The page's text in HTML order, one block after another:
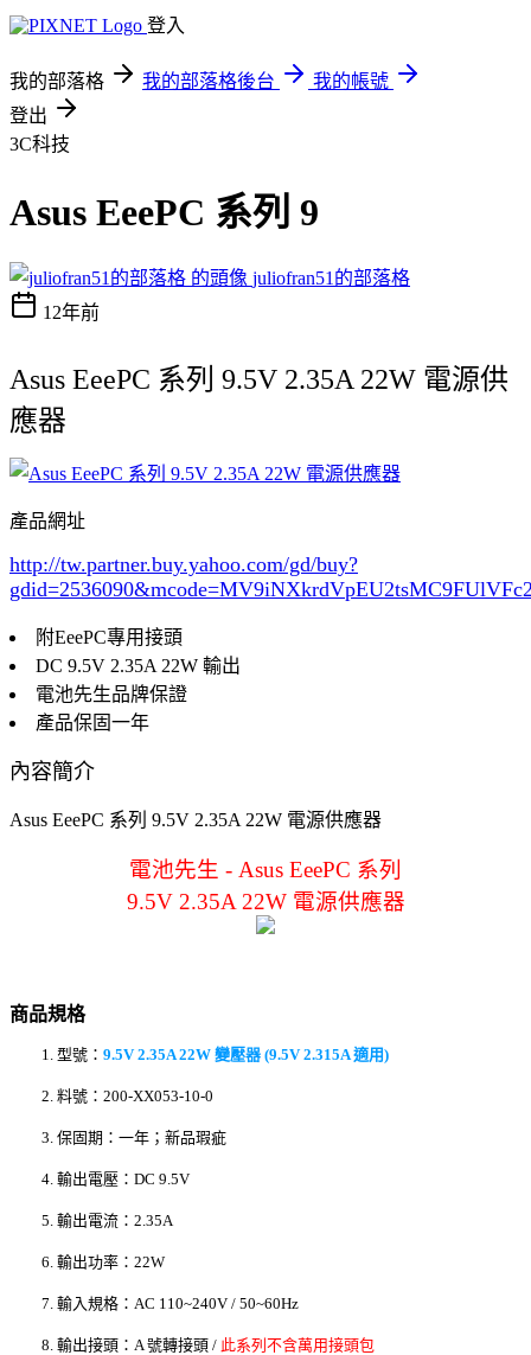
登入
我的部落格 我的部落格後台
我的帳號
登出
3C科技
Asus EeePC 系列 9
juliofran51的部落格
12年前
Asus EeePC 系列 9.5V 2.35A 22W 電源供
應器
產品網址
http://tw.partner.buy.yahoo.com/gd/buy?
gdid=2536090
附EeePC專用接頭
DC 9.5V 2.35A 22W 輸出
電池先生品牌保證
產品保固一年
內容簡介
Asus EeePC 系列 9.5V 2.35A 22W 電源供應器
電池先生 - Asus EeePC 系列
9.5V 2.35A 22W 電源供應器
商品規格
型號： 9.5V 2.35A 22W 變壓器 (9.5V 2.315A 適用)
料號：200-XX053-10-0
保固期：一年；新品瑕疵
輸出電壓：DC 9.5V
輸出電流：2.35A
輸出功率：22W
輸入規格：AC 110~240V / 50~60Hz
輸出接頭：A 號轉接頭 / 此系列不含萬用接頭包